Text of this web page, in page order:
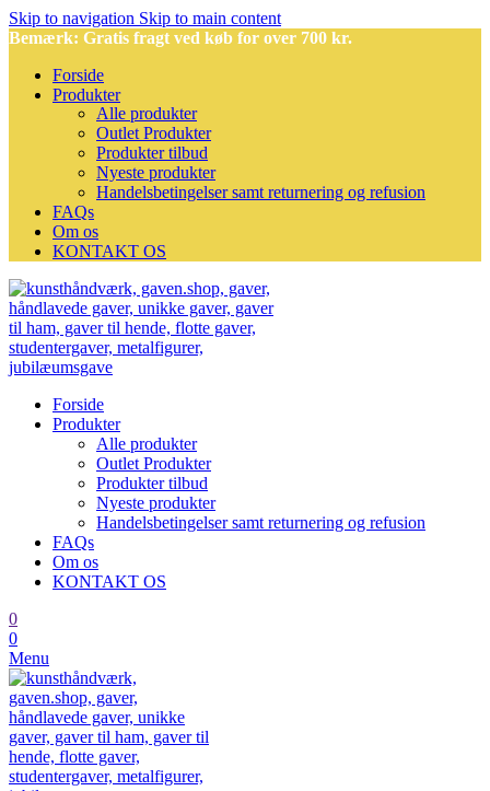
Skip to navigation Skip to main content
Bemærk: Gratis fragt ved køb for over 700 kr.
Forside
Produkter
Alle produkter
Outlet Produkter
Produkter tilbud
Nyeste produkter
Handelsbetingelser samt returnering og refusion
FAQs
Om os
KONTAKT OS
Forside
Produkter
Alle produkter
Outlet Produkter
Produkter tilbud
Nyeste produkter
Handelsbetingelser samt returnering og refusion
FAQs
Om os
KONTAKT OS
0
0
Menu